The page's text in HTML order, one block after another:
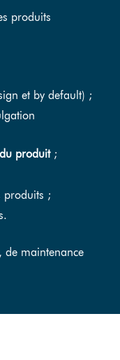
produits
et by default) ;
produit;
;
de maintenance